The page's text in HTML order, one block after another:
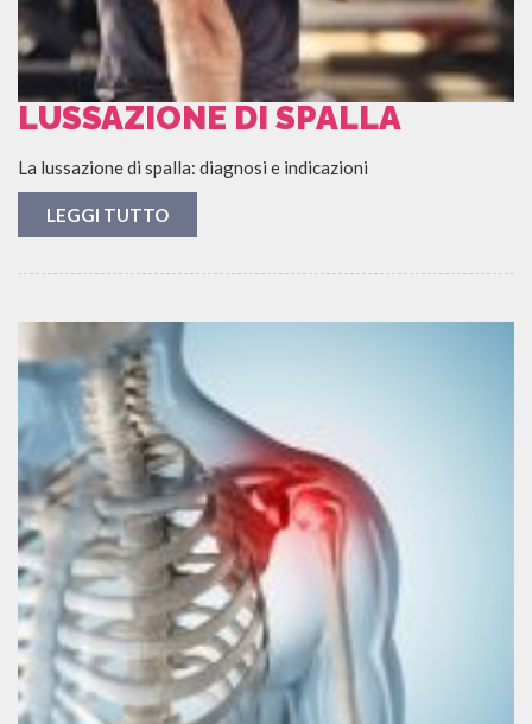
LUSSAZIONE DI SPALLA
La lussazione di spalla: diagnosi e indicazioni
LEGGI TUTTO